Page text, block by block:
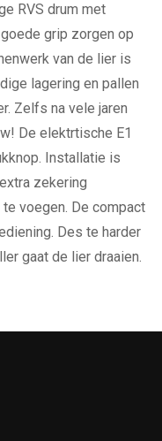
RVS drum met
grip zorgen op
van de lier is
lagering en pallen
Zelfs na vele jaren
De elektrtische E1
Installatie is
zekering
voegen. De compact
Des te harder
gaat de lier draaien.